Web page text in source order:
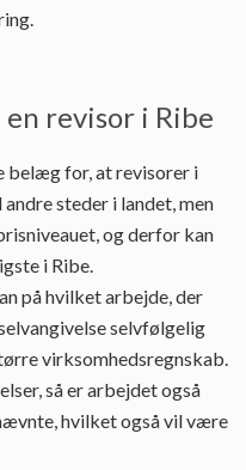
revisor i Ribe
belæg for, at revisorer i
steder i landet, men
og derfor kan
i Ribe.
på hvilket arbejde, der
selvfølgelig
virksomhedsregnskab.
så er arbejdet også
hvilket også vil være